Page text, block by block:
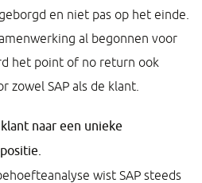
en niet pas op het einde.
al begonnen voor
het point of no return ook
zowel SAP als de klant.
naar een unieke
wist SAP steeds